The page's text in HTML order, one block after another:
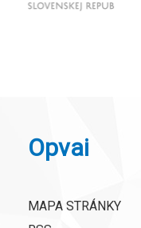
Opvai
MAPA STRÁNKY